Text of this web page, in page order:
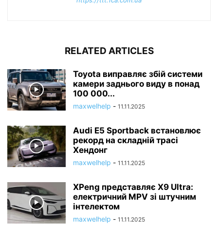
RELATED ARTICLES
Toyota виправляє збій системи
камери заднього виду в понад
100 000...
maxwelhelp - 11.11.2025
Audi E5 Sportback встановлює
рекорд на складній трасі
Хендонг
maxwelhelp - 11.11.2025
XPeng представляє X9 Ultra:
електричний MPV зі штучним
інтелектом
maxwelhelp - 11.11.2025